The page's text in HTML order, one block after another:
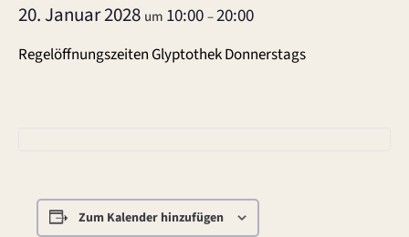
20. Januar 2028 um 10:00–20:00
Regelöffnungszeiten Glyptothek Donnerstags
Zum Kalender hinzufügen